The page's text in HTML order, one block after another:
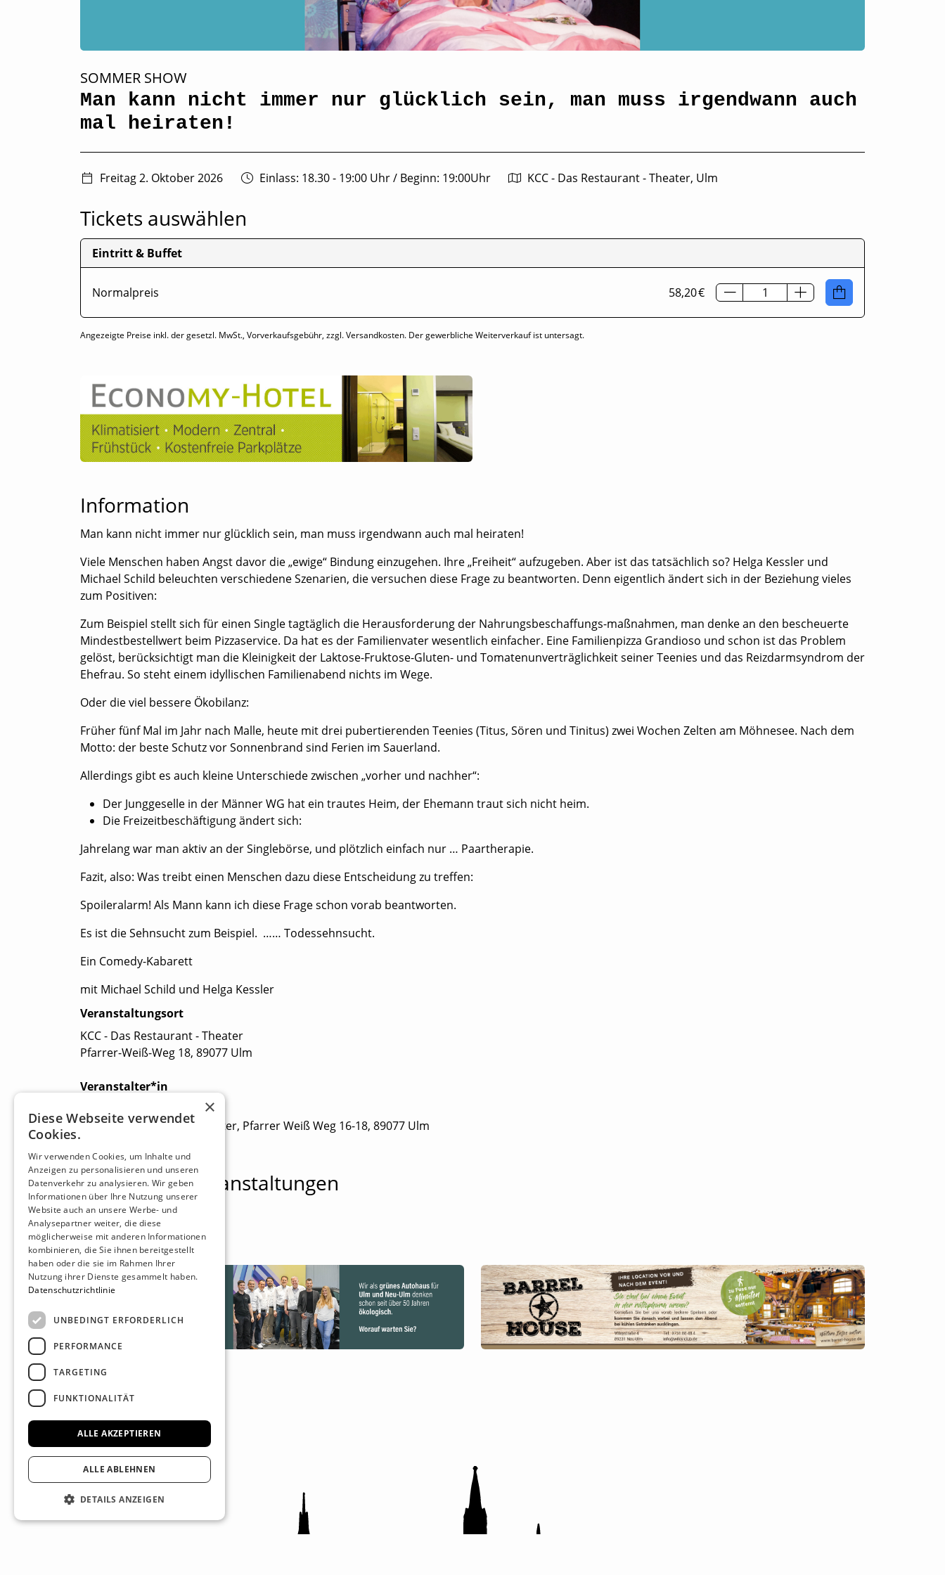
SOMMER SHOW
Man kann nicht immer nur glücklich sein, man muss irgendwann auch
mal heiraten!
Freitag 2. Oktober 2026 Einlass: 18.30 - 19:00 Uhr/ Beginn: 19:00Uhr KCC - Das Restaurant - Theater, Ulm
Tickets auswählen
Eintritt & Buffet
Normalpreis 58,20 €
Angezeigte Preise inkl. der gesetzl. MwSt., Vorverkaufsgebühr, zzgl. Versandkosten. Der gewerbliche Weiterverkauf ist untersagt.
Information
Man kann nicht immer nur glücklich sein, man muss irgendwann auch mal heiraten!
Viele Menschen haben Angst davor die „ewige“ Bindung einzugehen. Ihre „Freiheit“ aufzugeben. Aber ist das tatsächlich so? Helga Kessler und
Michael Schild beleuchten verschiedene Szenarien, die versuchen diese Frage zu beantworten. Denn eigentlich ändert sich in der Beziehung vieles
zum Positiven:
Zum Beispiel stellt sich für einen Single tagtäglich die Herausforderung der Nahrungsbeschaffungs-maßnahmen, man denke an den bescheuerte
Mindestbestellwert beim Pizzaservice. Da hat es der Familienvater wesentlich einfacher. Eine Familienpizza Grandioso und schon ist das Problem
gelöst, berücksichtigt man die Kleinigkeit der Laktose-Fruktose-Gluten- und Tomatenunverträglichkeit seiner Teenies und das Reizdarmsyndrom der
Ehefrau. So steht einem idyllischen Familienabend nichts im Wege.
Oder die viel bessere Ökobilanz:
Früher fünf Mal im Jahr nach Malle, heute mit drei pubertierenden Teenies (Titus, Sören und Tinitus) zwei Wochen Zelten am Möhnesee. Nach dem
Motto: der beste Schutz vor Sonnenbrand sind Ferien im Sauerland.
Allerdings gibt es auch kleine Unterschiede zwischen „vorher und nachher“:
Der Junggeselle in der Männer WG hat ein trautes Heim, der Ehemann traut sich nicht heim.
Die Freizeitbeschäftigung ändert sich:
Jahrelang war man aktiv an der Singlebörse, und plötzlich einfach nur … Paartherapie.
Fazit, also: Was treibt einen Menschen dazu diese Entscheidung zu treffen:
Spoileralarm! Als Mann kann ich diese Frage schon vorab beantworten.
Es ist die Sehnsucht zum Beispiel. …… Todessehnsucht.
Ein Comedy-Kabarett
mit Michael Schild und Helga Kessler
Veranstaltungsort
KCC - Das Restaurant - Theater
Pfarrer-Weiß-Weg 18, 89077 Ulm
Veranstalter*in
http://www.kcctheater.de/
KCC Das Restaurant - Theater, Pfarrer Weiß Weg 16-18, 89077 Ulm
Beliebteste Veranstaltungen
×
Diese Webseite verwendet
Cookies.
Wir verwenden Cookies, um Inhalte und
Anzeigen zu personalisieren und unseren
Datenverkehr zu analysieren. Wir geben
Informationen über Ihre Nutzung unserer
Website auch an unsere Werbe- und
Analysepartner weiter, die diese
möglicherweise mit anderen Informationen
kombinieren, die Sie ihnen bereitgestellt
haben oder die sie im Rahmen Ihrer
Nutzung ihrer Dienste gesammelt haben.
Datenschutzrichtlinie
UNBEDINGT ERFORDERLICH
PERFORMANCE
TARGETING
FUNKTIONALITÄT
ALLE AKZEPTIEREN
ALLE ABLEHNEN
DETAILS ANZEIGEN